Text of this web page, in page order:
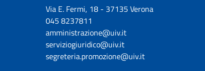
Via E. Fermi, 18 - 37135 Verona
045 8237811
amministrazione@uiv.it
serviziogiuridico@uiv.it
segreteria.promozione@uiv.it